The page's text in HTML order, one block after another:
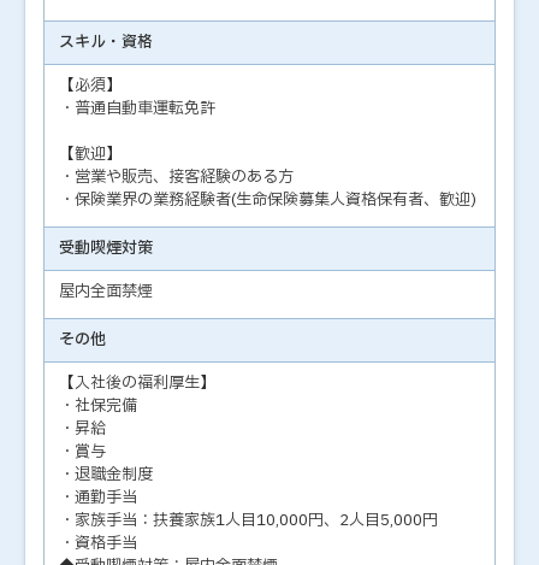
スキル・資格
【必須】
・普通自動車運転免許
【歓迎】
・営業や販売、接客経験のある方
・保険業界の業務経験者(生命保険募集人資格保有者、歓迎)
受動喫煙対策
屋内全面禁煙
その他
【入社後の福利厚生】
・社保完備
・昇給
・賞与
・退職金制度
・通勤手当
・家族手当：扶養家族1人目10,000円、2人目5,000円
・資格手当